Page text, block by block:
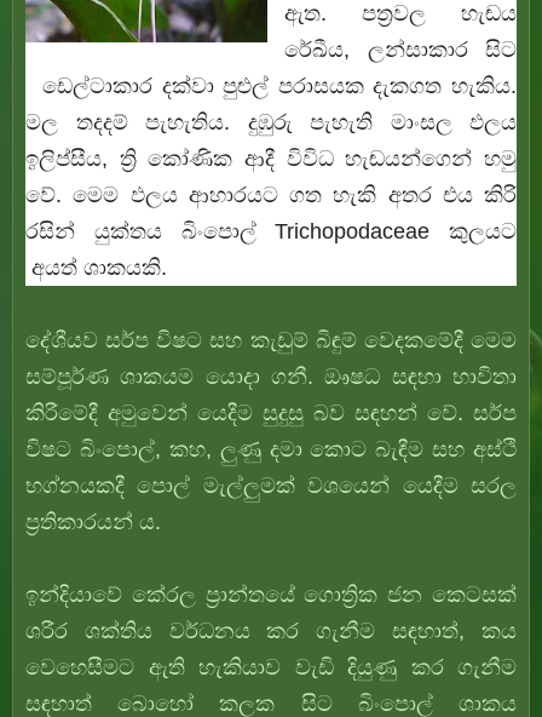
ඇත. පත්‍රවල හැඬය
රේඛීය, ලන්සාකාර සිට
ඩෙල්ටාකාර දක්වා පුළුල් පරාසයක දැකගත හැකිය.
මල තදදම් පැහැතිය. දුඹුරු පැහැති මාංසල ඵලය
ඉලිප්සීය, ත්‍රි කෝණික ආදී විවිධ හැඬයන්ගෙන් හමු
වේ. මෙම ඵලය ආහාරයට ගත හැකි අතර එය කිරි
රසින් යුක්තය බිංපොල්Trichopodaceae කුලයට
අයත් ශාකයකි.
දේශීයව සර්ප විෂට සහ කැඩුම් බිඳුම් වෙදකමේදී මෙම
සම්පූර්ණ ශාකයම යොදා ගනී. ඖෂධ සඳහා භාවිතා
කිරීමේදී අමුවෙන් යෙදීම සුදුසු බව සඳහන් වේ. සර්ප
විෂට බිංපොල්, කහ, ලුණු දමා කොට බැඳීම සහ අස්ථි
භග්නයකදී පොල් මැල්ලුමක් වශයෙන් යෙදීම සරල
ප්‍රතිකාරයන් ය.
ඉන්දියාවේ කේරල ප්‍රාන්තයේ ගොත්‍රික ජන කෙටසක්
ශරීර ශක්තිය වර්ධනය කර ගැනීම සඳහාත්, කය
වෙහෙසීමට ඇති හැකියාව වැඩි දියුණු කර ගැනීම
සඳහාත් බොහෝ කලක සිට
බිංපොල්
ශාකය